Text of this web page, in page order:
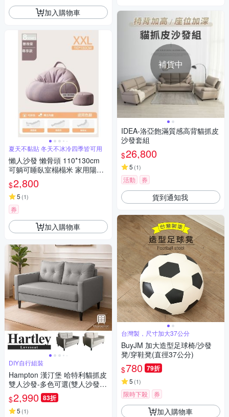
加入購物車
夏天不黏貼 冬天不冰冷四季皆可用
懶人沙發 懶骨頭 110*130cm
可躺可睡臥室榻榻米 家用陽台
休閒椅子 可拆分機洗 特大號
$2,800
5 (1)
券
加入購物車
DIY自行組裝
Hampton 漢汀堡 哈特利貓抓皮
雙人沙發-多色可選(雙人沙發/
貓抓皮/皮沙發/沙發/DIY)
$2,990 83折
5 (1)
補貨中
IDEA-洛亞飽滿質感高背貓抓皮
沙發套組
$26,800
5 (1)
活動 券
貨到通知我
台灣製，尺寸加大37公分
BuyJM 加大造型足球椅/沙發
凳/穿鞋凳(直徑37公分)
$780 79折
5 (1)
限時下殺 券
加入購物車